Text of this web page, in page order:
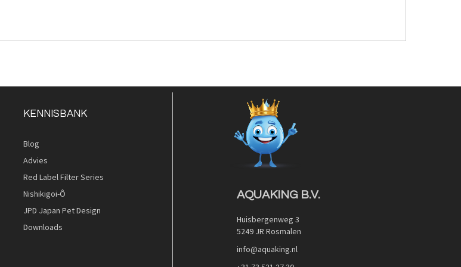
KENNISBANK
Blog
Advies
Red Label Filter Series
Nishikigoi-Ô
JPD Japan Pet Design
Downloads
AQUAKING B.V.
Huisbergenweg 3
5249 JR Rosmalen
info@aquaking.nl